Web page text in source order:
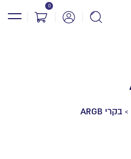
0
> בקרי ARGB